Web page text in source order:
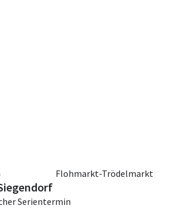
Flohmarkt-Trödelmarkt
Serientermin